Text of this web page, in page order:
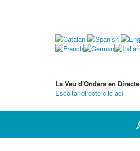
La Veu d'Ondara en Directe
Escoltar directe clic ací